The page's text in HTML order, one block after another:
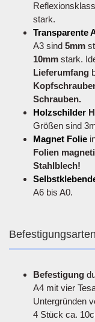
stark.
Transparente
A3 sind 5mm
10mm stark.
Lieferumfang
Schrauben.
Holzschilder
Größen sind
Magnet Folie
Folien
Stahlblech!
A6 bis A0.
Befestigung
A4 mit vier
Untergründen
4 Stück ca.